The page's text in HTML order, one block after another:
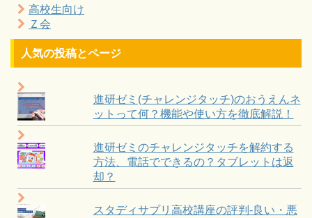
高校生向け
Ｚ会
人気の投稿とページ
進研ゼミ(チャレンジタッチ)のおうえんネ
ットって何？機能や使い方を徹底解説！
進研ゼミのチャレンジタッチを解約する
方法、電話でできるの？タブレットは返
却？
スタディサプリ高校講座の評判-良い・悪